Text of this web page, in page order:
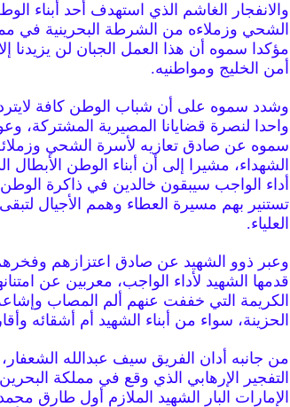
والانفجار الغاشم الذي استهدف أحد أبناء
الشحي وزملاءه من الشرطة البحرينية في
مؤكدا سموه أن هذا العمل الجبان لن يزيدنا
أمن الخليج ومواطنيه.
وشدد سموه على أن شباب الوطن كافة
واحدا لنصرة قضايانا المصيرية المشتركة،
سموه عن صادق تعازيه لأسرة الشحي
الشهداء، مشيرا إلى أن أبناء الوطن
أداء الواجب سيبقون خالدين في ذاكرة
تستنير بهم مسيرة العطاء وهمم الأجيال
العلياء.
وعبر ذوو الشهيد عن صادق اعتزازهم وفخرهم
قدمها الشهيد لأداء الواجب، معربين عن
الكريمة التي خففت عنهم ألم المصاب
الحزينة، سواء من أبناء الشهيد أم أشقائه
من جانبه أدان الفريق سيف عبدالله
التفجير الإرهابي الذي وقع في مملكة
الإمارات البار الشهيد الملازم أول طارق